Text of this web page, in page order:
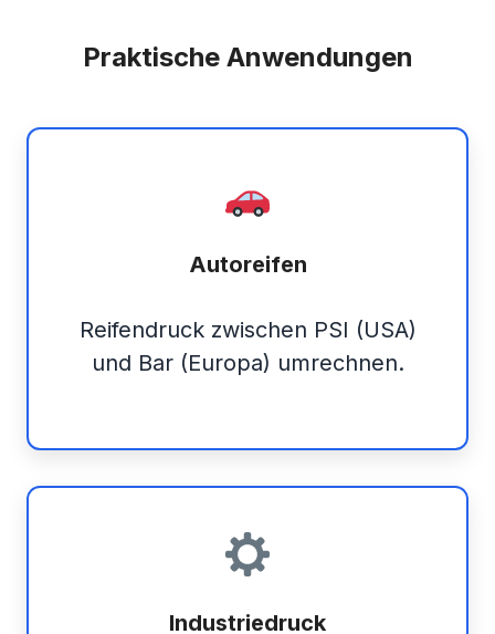
Praktische Anwendungen
Autoreifen
Reifendruck zwischen PSI (USA)
und Bar (Europa) umrechnen.
Industriedruck